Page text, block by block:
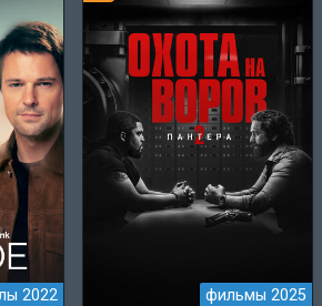
2022 фильмы 2025